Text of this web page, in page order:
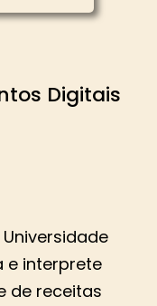
Digitais
e interprete
de receitas